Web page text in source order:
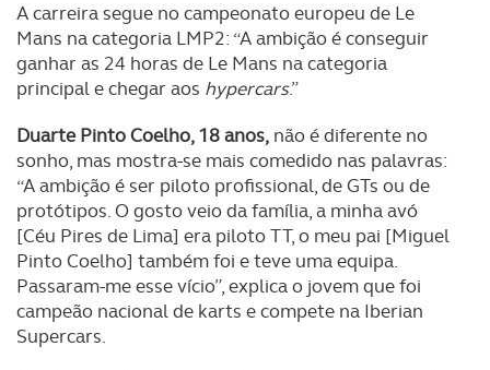
A carreira segue no campeonato europeu de Le
Mans na categoria LMP2: “A ambição é conseguir
ganhar as 24 horas de Le Mans na categoria
principal e chegar aos hypercars.”
Duarte Pinto Coelho, 18 anos, não é diferente no
sonho, mas mostra-se mais comedido nas palavras:
“A ambição é ser piloto profissional, de GTs ou de
protótipos. O gosto veio da família, a minha avó
[Céu Pires de Lima] era piloto TT, o meu pai [Miguel
Pinto Coelho] também foi e teve uma equipa.
Passaram-me esse vício”, explica o jovem que foi
campeão nacional de karts e compete na Iberian
Supercars.